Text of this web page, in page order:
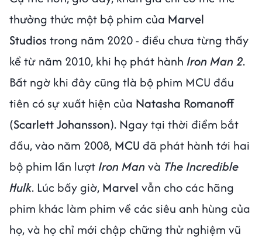
thưởng thức một bộ phim của Marvel
Studios trong năm 2020 - điều chưa từng thấy
kể từ năm 2010, khi họ phát hành Iron Man 2.
Bất ngờ khi đây cũng tlà bộ phim MCU đầu
tiên có sự xuất hiện của Natasha Romanoff
(Scarlett Johansson). Ngay tại thời điểm bắt
đầu, vào năm 2008, MCU đã phát hành tới hai
bộ phim lần lượt Iron Man và The Incredible
Hulk. Lúc bấy giờ, Marvel vẫn cho các hãng
phim khác làm phim về các siêu anh hùng của
họ, và họ chỉ mới chập chững thử nghiệm vũ